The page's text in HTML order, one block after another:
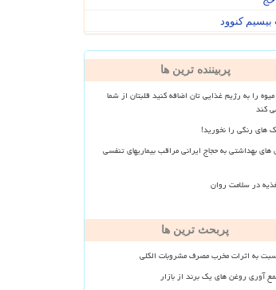
کنوود
پربیننده ترین ها
را به رژیم غذایی تان اضافه کنید قلبتان از شما
کند
های رنگی را نخورید!
بهداشتی به حجاج ایرانی مراقب بیماریهای تنفسی
در سلامت روان
پربحث ترین ها
به اثرات مخرب مصرف مشروبات الکلی
آوری روغن های یک برند از بازار